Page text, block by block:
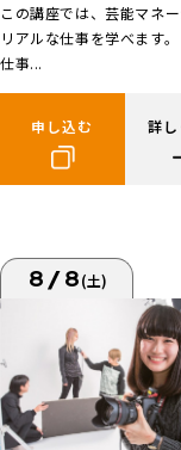
この講座では、芸能マネ
リアルな仕事を学べます
仕事...
申し込む 詳
8/8(土)